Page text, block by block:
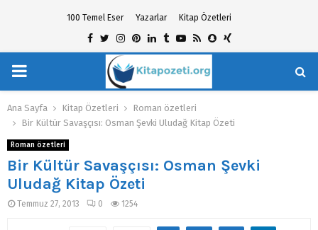
100 Temel Eser Yazarlar Kitap Özetleri
Facebook
TwitterInstagram
Pinterest
Linkedin
TumblrYoutube
RssSnapchat
Xing
PRIMARY
MENU
Ana Sayfa Kitap Özetleri
Roman özetleri
Bir Kültür Savaşçısı: Osman Şevki Uludağ Kitap Özeti
Roman özetleri
Bir Kültür Savaşçısı: Osman Şevki
Uludağ Kitap Özeti
Temmuz 27, 2013 0 1254